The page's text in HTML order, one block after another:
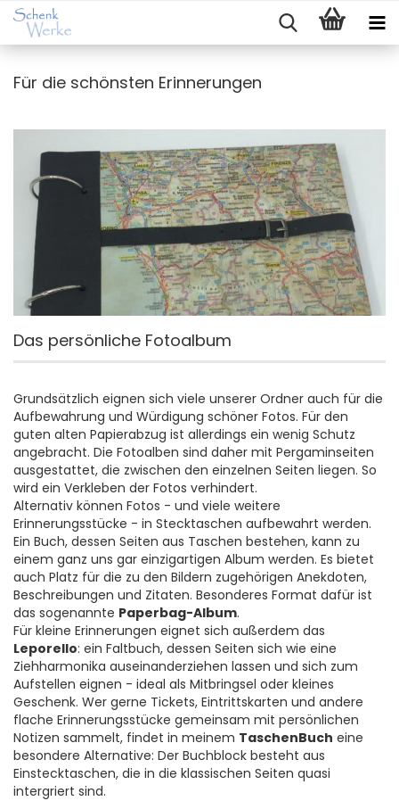
Für die schönsten Erinnerungen
Das persönliche Fotoalbum
Grundsätzlich eignen sich viele unserer Ordner auch für die
Aufbewahrung und Würdigung schöner Fotos. Für den
guten alten Papierabzug ist allerdings ein wenig Schutz
angebracht. Die Fotoalben sind daher mit Pergaminseiten
ausgestattet, die zwischen den einzelnen Seiten liegen. So
wird ein Verkleben der Fotos verhindert.
Alternativ können Fotos - und viele weitere
Erinnerungsstücke - in Stecktaschen aufbewahrt werden.
Ein Buch, dessen Seiten aus Taschen bestehen, kann zu
einem ganz uns gar einzigartigen Album werden. Es bietet
auch Platz für die zu den Bildern zugehörigen Anekdoten,
Beschreibungen und Zitaten. Besonderes Format dafür ist
das sogenannte Paperbag-Album.
Für kleine Erinnerungen eignet sich außerdem das
Leporello: ein Faltbuch, dessen Seiten sich wie eine
Ziehharmonika auseinanderziehen lassen und sich zum
Aufstellen eignen - ideal als Mitbringsel oder kleines
Geschenk. Wer gerne Tickets, Eintrittskarten und andere
flache Erinnerungsstücke gemeinsam mit persönlichen
Notizen sammelt, findet in meinem TaschenBuch eine
besondere Alternative: Der Buchblock besteht aus
Einstecktaschen, die in die klassischen Seiten quasi
intergriert sind.